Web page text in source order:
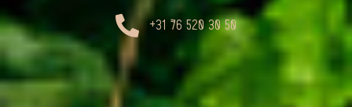
+31 76 520 30 50